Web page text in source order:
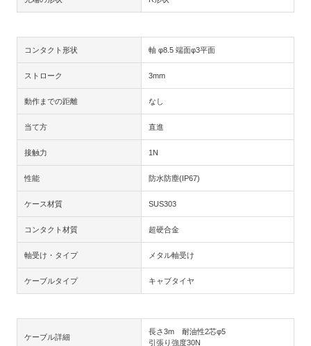
コンタクト形状 軸 φ8.5 端面φ3平面
ストローク 3mm
動作までの距離 なし
当て方 直進
接触力 1N
性能 防水防塵(IP67)
ケース材質 SUS303
コンタクト材質 超硬合金
軸受け・タイプ メタル軸受け
ケーブルタイプ キャブタイヤ
ケーブル詳細
長さ3m 耐油性2芯φ5
引張り強度30N